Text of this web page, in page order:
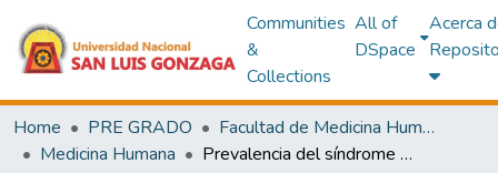
Communities
&
Collections
All of
DSpace
Acerca
Home PRE GRADO
Facultad de Medicina Humana
Medicina Humana
Prevalencia del síndrome metabólico en pacientes con diabetes Mellitus tipo 2 en un hospital general de Ica